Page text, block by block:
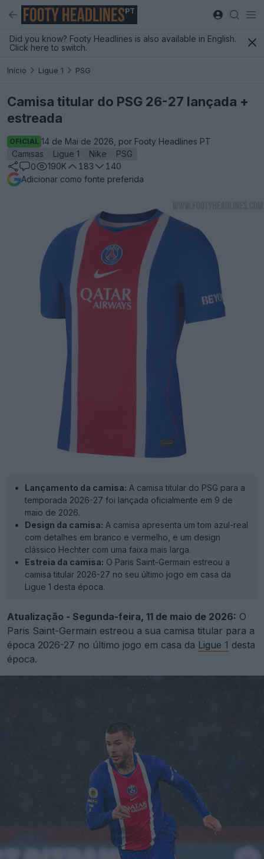
PT
Did you know? Footy Headlines is also available in English.
Click here to switch.
Início Ligue 1 PSG
Camisa titular do PSG 26-27 lançada +
estreada
OFICIAL 14 de Mai de 2026, por Footy Headlines PT
Camisas
Ligue 1 Nike
PSG
0
190K 183
140
Adicionar como fonte preferida
Lançamento da camisa: A camisa titular do PSG para a
temporada 2026-27 foi lançada oficialmente em 9 de
maio de 2026.
Design da camisa: A camisa apresenta um tom azul-real
com detalhes em branco e vermelho, e um design
clássico Hechter com uma faixa mais larga.
Estreia da camisa: O Paris Saint-Germain estreou a
camisa titular 2026-27 no seu último jogo em casa da
Ligue 1 desta época.
Atualização - Segunda-feira, 11 de maio de 2026: O
Paris Saint-Germain estreou a sua camisa titular para a
época 2026-27 no último jogo em casa da Ligue 1 desta
época.